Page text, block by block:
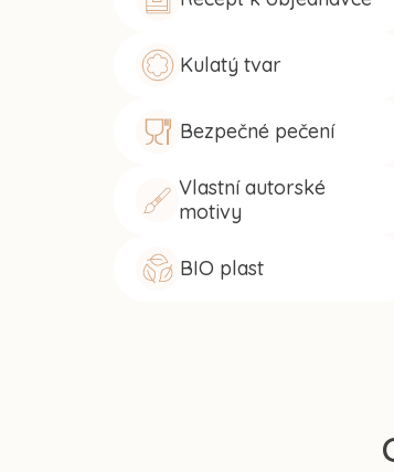
Kulatý tvar
Bezpečné pečení
Vlastní autorské
motivy
BIO plast